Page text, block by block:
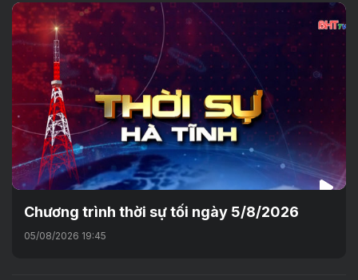
Chương trình thời sự tối ngày 5/8/2026
05/08/2026 19:45